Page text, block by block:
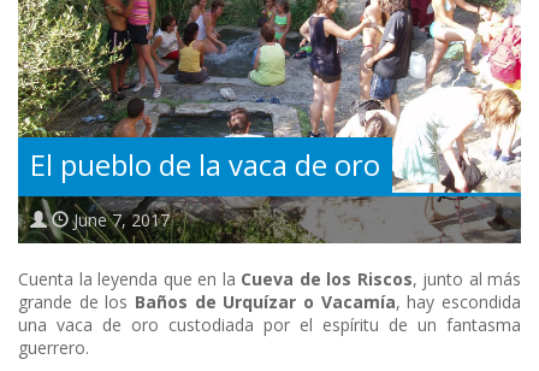
El pueblo de la vaca de oro
June 7, 2017
Cuenta la leyenda que en la Cueva de los Riscos, junto al más
grande de los Baños de Urquízar o Vacamía, hay escondida
una vaca de oro custodiada por el espíritu de un fantasma
guerrero.